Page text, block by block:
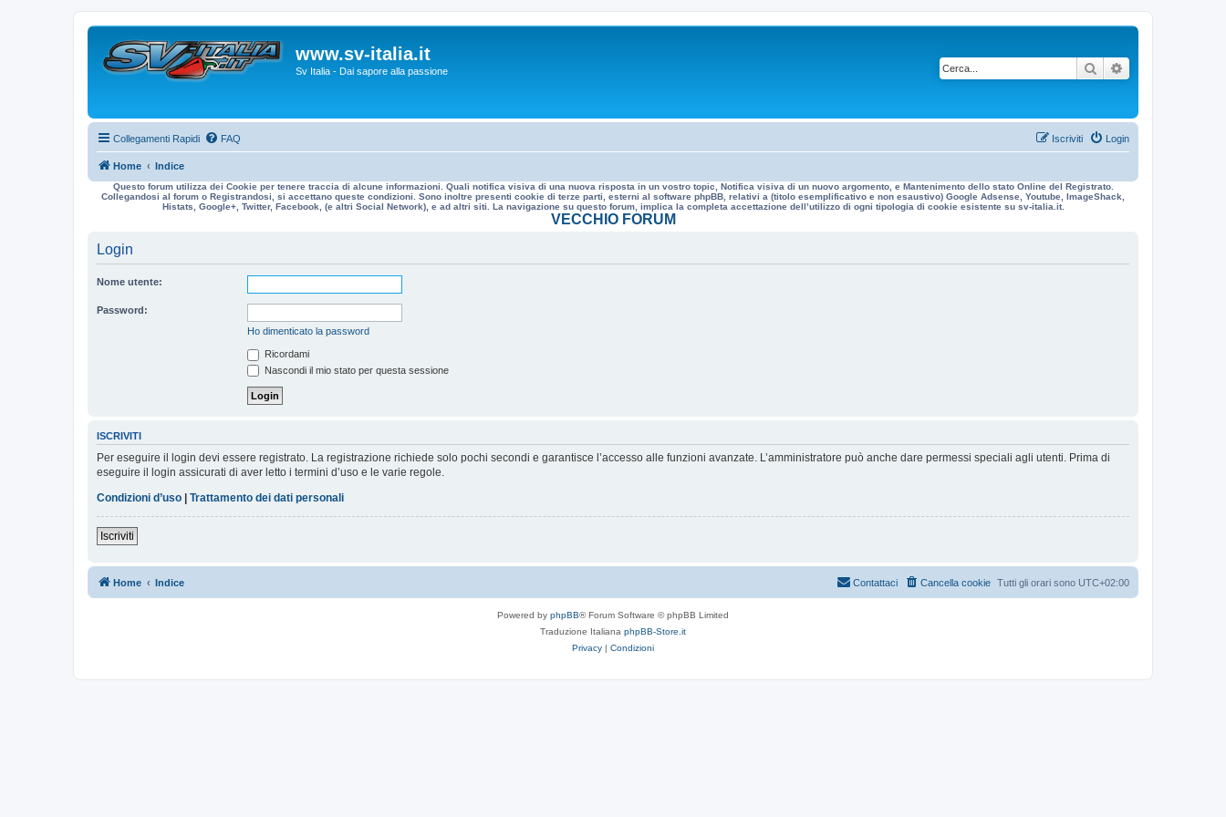
www.sv-italia.it
Sv Italia - Dai sapore alla passione Cerca
Collegamenti Rapidi FAQ Login
Iscriviti
Home Indice
Questo forum utilizza dei Cookie per tenere traccia di alcune informazioni. Quali notifica visiva di una nuova risposta in un vostro topic, Notifica visiva di un nuovo argomento, e Mantenimento dello stato Online del Registrato.
Collegandosi al forum o Registrandosi, si accettano queste condizioni. Sono inoltre presenti cookie di terze parti, esterni al software phpBB, relativi a (titolo esemplificativo e non esaustivo) Google Adsense, Youtube, ImageShack,
Histats, Google+, Twitter, Facebook, (e altri Social Network), e ad altri siti. La navigazione su questo forum, implica la completa accettazione dell’utilizzo di ogni tipologia di cookie esistente su sv-italia.it.
VECCHIO FORUM
Login
Nome utente:
Password:
Ho dimenticato la password
Ricordami
Nascondi il mio stato per questa sessione
ISCRIVITI
Per eseguire il login devi essere registrato. La registrazione richiede solo pochi secondi e garantisce l’accesso alle funzioni avanzate. L’amministratore può anche dare permessi speciali agli utenti. Prima di
eseguire il login assicurati di aver letto i termini d’uso e le varie regole.
Condizioni d’uso | Trattamento dei dati personali
Iscriviti
Home Indice Tutti gli orari sono UTC+02:00
Cancella cookie
Contattaci
Powered by phpBB® Forum Software © phpBB Limited
Traduzione Italiana phpBB-Store.it
Privacy | Condizioni